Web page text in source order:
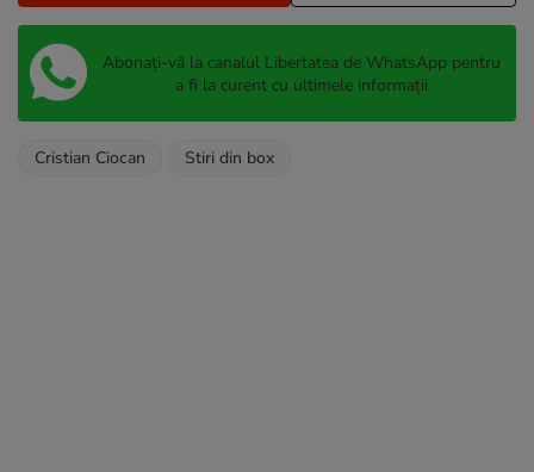
Abonați-vă la canalul Libertatea de WhatsApp pentru
a fi la curent cu ultimele informații
Cristian Ciocan Stiri din box